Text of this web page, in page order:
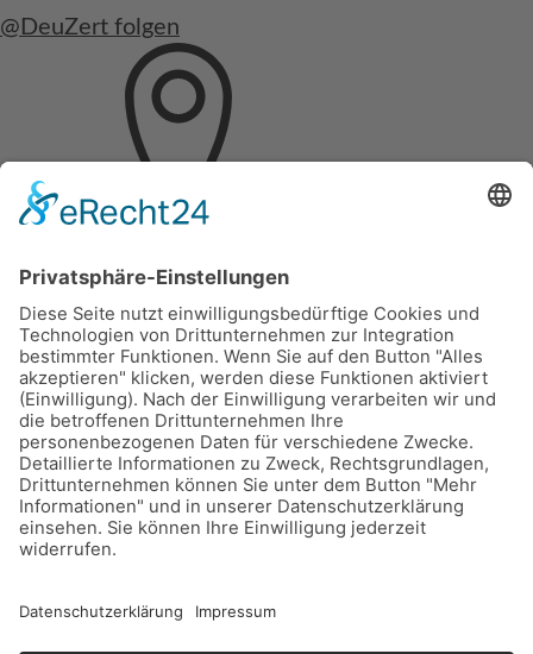
@DeuZert folgen
D-15745 Wildau, Berlin
Telefon: (03375)217459 0
Fax: (03375)217459 19
© 2026 Deuzert gmbh